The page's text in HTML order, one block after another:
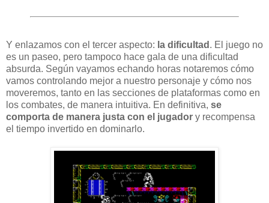
Y enlazamos con el tercer aspecto: la dificultad . El juego no
es un paseo, pero tampoco hace gala de una dificultad
absurda. Según vayamos echando horas notaremos cómo
vamos controlando mejor a nuestro personaje y cómo nos
moveremos, tanto en las secciones de plataformas como en
los combates, de manera intuitiva. En definitiva, se
comporta de manera justa con el jugador y recompensa
el tiempo invertido en dominarlo.